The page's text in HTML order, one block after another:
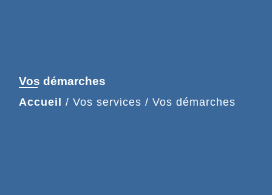
Vos démarches
Accueil / Vos services / Vos démarches